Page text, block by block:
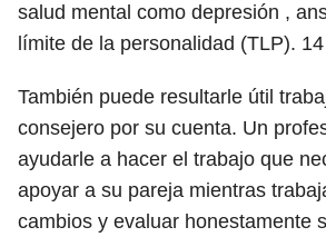
salud mental como depresión ,
límite de la personalidad (TLP). 14
También puede resultarle útil
consejero por su cuenta. Un
ayudarle a hacer el trabajo que
apoyar a su pareja mientras
cambios y evaluar honestamente